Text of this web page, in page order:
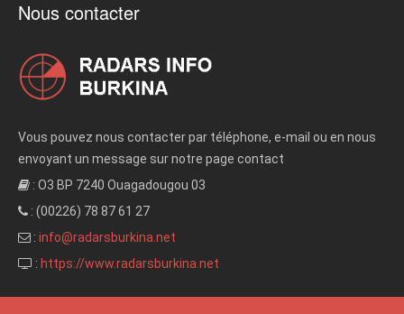
Nous contacter
Vous pouvez nous contacter par téléphone, e-mail ou en nous
envoyant un message sur notre page contact
: O3 BP 7240 Ouagadougou 03
: (00226) 78 87 61 27
: info@radarsburkina.net
: https://www.radarsburkina.net